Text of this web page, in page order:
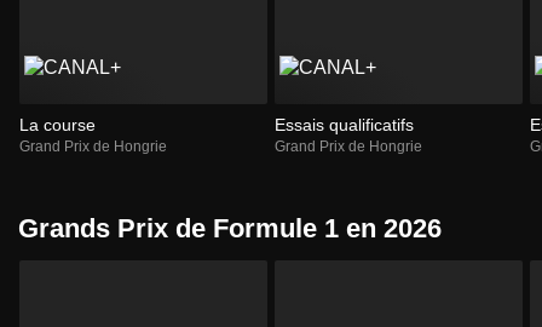
La course
Grand Prix de Hongrie
Essais qualificatifs
Grand Prix de Hongrie
Grands Prix de Formule 1 en 2026